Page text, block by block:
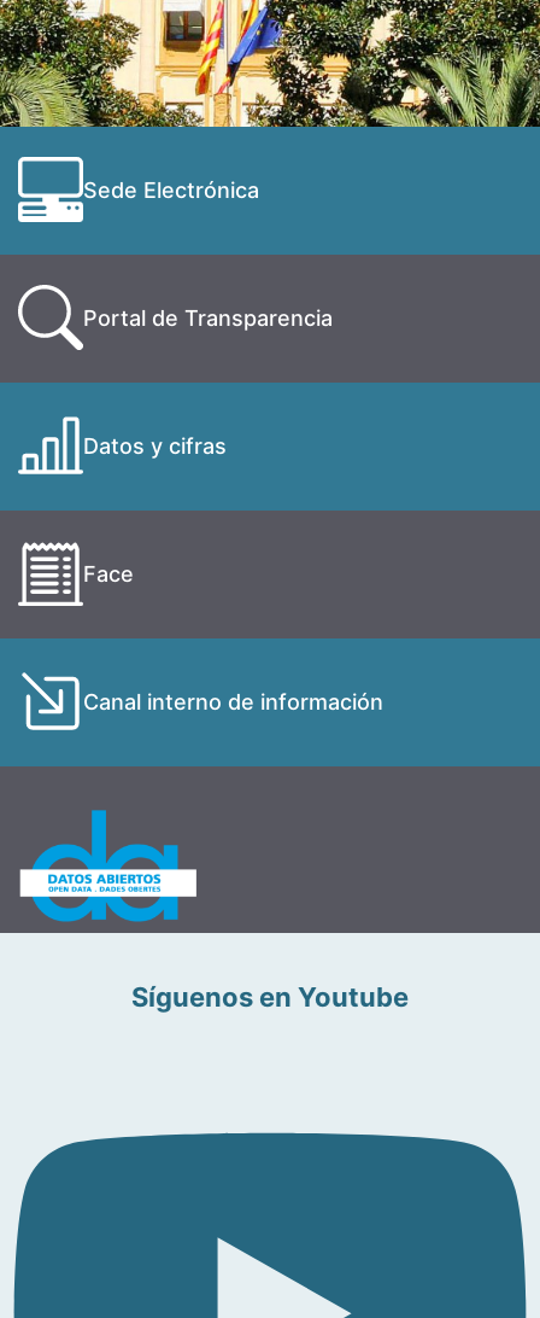
Sede Electrónica
Portal de Transparencia
Datos y cifras
Face
Canal interno de información
Síguenos en Youtube